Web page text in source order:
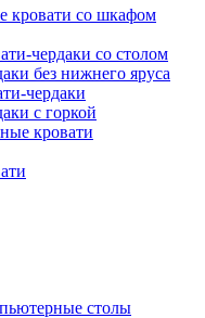
кровати со шкафом
чердаки со столом
без нижнего яруса
чердаки
с горкой
кровати
столы